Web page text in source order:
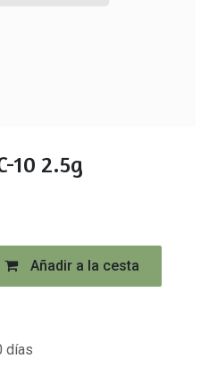
10 2.5g
Añadir a la cesta
días